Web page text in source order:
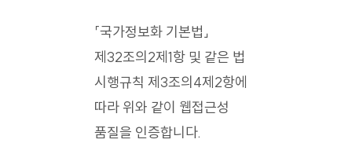
「국가정보화 기본법」
제32조의2제1항 및 같은 법
시행규칙 제3조의4제2항에
따라 위와 같이 웹접근성
품질을 인증합니다.